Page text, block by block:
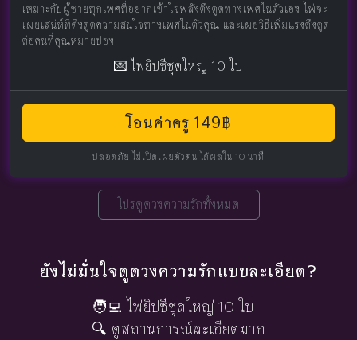
เหมาะกับผู้ชายทุกเพศที่อยากเข้าใจพลังดึงดูดทางเพศในตัวเอง ไพ่จะ
เผยเสน่ห์ที่ดึงดูดความสนใจทางเพศในตัวคุณ และเผยวิธีเพิ่มแรงดึงดูด
ต่อคนที่คุณหมายปอง
💌 ไพ่ยิปซีชุดใหญ่ 10 ใบ
โอนค่าครู 149฿
ปลอดภัย ไม่เปิดเผยตัวตน ได้ผลใน 10 นาที
โปรดูดวงความรักทั้งหมด
ยังไม่มั่นใจดูดวงความรักแบบละเอียด?
🧑‍💻 ไพ่ยิปซีชุดใหญ่ 10 ใบ
🔍 ดูสถานการณ์ละเอียดมาก